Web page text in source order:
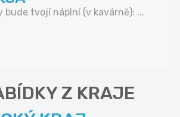
bude tvojí náplní (v kavárně): ...
Z KRAJE